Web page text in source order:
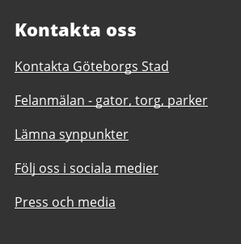
Kontakta oss
Kontakta Göteborgs Stad
Felanmälan - gator, torg, parker
Lämna synpunkter
Följ oss i sociala medier
Press och media